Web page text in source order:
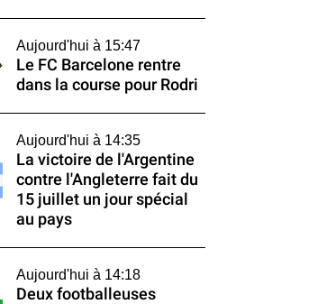
Aujourd'hui à 15:47
Le FC Barcelone rentre
dans la course pour Rodri
Aujourd'hui à 14:35
La victoire de l'Argentine
contre l'Angleterre fait du
15 juillet un jour spécial
au pays
Aujourd'hui à 14:18
Deux footballeuses